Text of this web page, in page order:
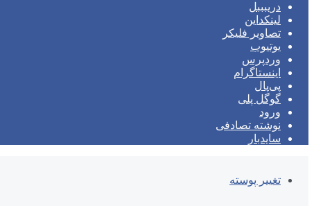
دریبببل
لینکداین
تصاویر فلیکر
یوتیوب
وردپرس
اینستاگرام
پی‌پال
گوگل پلی
ورود
نوشته تصادفی
سایدبار
تغییر پوسته